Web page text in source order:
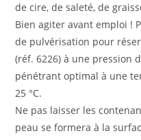
de cire, de saleté, de
Bien agiter avant emploi !
de pulvérisation pour
(réf. 6226) à une pression
pénétrant optimal à une
25 °C.
Ne pas laisser les
peau se formera à la